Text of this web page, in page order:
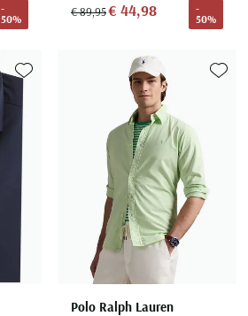
-
50%
€ 89,95€ 44,98
-
50%
Toevoegen aan favorieten
Polo Ralph Lauren